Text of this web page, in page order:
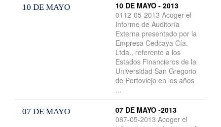
10 DE MAYO
10 DE MAYO - 2013
0112-05-2013 Acoger el
Informe de Auditoría
Externa presentado por la
Empresa Cedcaya Cía.
Ltda., referente a los
Estados Financieros de la
Universidad San Gregorio
de Portoviejo en los años
...
07 DE MAYO
07 DE MAYO -2013
087-05-2013 Acoger el